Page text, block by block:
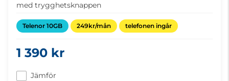
med trygghetsknappen
Telenor 10GB 249kr/mån telefonen ingår
1 390 kr
Jämför